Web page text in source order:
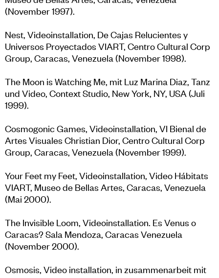
(November 1997).
Nest, Videoinstallation, De Cajas Relucientes y
Universos Proyectados VIART, Centro Cultural Corp
Group, Caracas, Venezuela (November 1998).
The Moon is Watching Me, mit Luz Marina Diaz, Tanz
und Video, Context Studio, New York, NY, USA (Juli
1999).
Cosmogonic Games, Videoinstallation, VI Bienal de
Artes Visuales Christian Dior, Centro Cultural Corp
Group, Caracas, Venezuela (November 1999).
Your Feet my Feet, Videoinstallation, Video Hábitats
VIART, Museo de Bellas Artes, Caracas, Venezuela
(Mai 2000).
The Invisible Loom, Videoinstallation. Es Venus o
Caracas? Sala Mendoza, Caracas Venezuela
(November 2000).
Osmosis, Video installation, in zusammenarbeit mit